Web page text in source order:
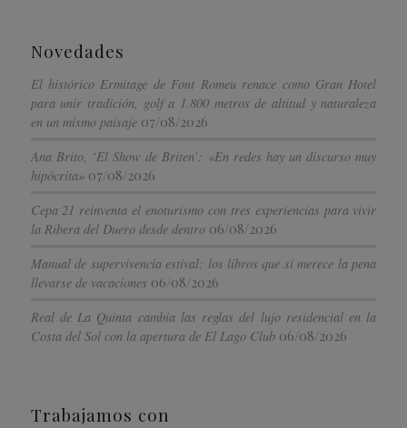
Novedades
El histórico Ermitage de Font Romeu renace como Gran Hotel
para unir tradición, golf a 1.800 metros de altitud y naturaleza
en un mismo paisaje 07/08/2026
Ana Brito, ‘El Show de Briten’: «En redes hay un discurso muy
hipócrita» 07/08/2026
Cepa 21 reinventa el enoturismo con tres experiencias para vivir
la Ribera del Duero desde dentro 06/08/2026
Manual de supervivencia estival: los libros que sí merece la pena
llevarse de vacaciones 06/08/2026
Real de La Quinta cambia las reglas del lujo residencial en la
Costa del Sol con la apertura de El Lago Club 06/08/2026
Trabajamos con